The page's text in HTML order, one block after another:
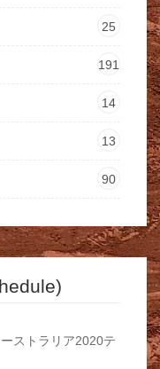
25
191
14
13
90
ストラリア2020テ